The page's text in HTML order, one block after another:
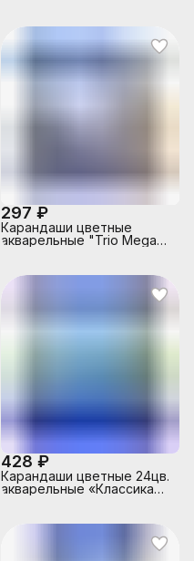
297 ₽
Карандаши цветные
акварельные "Trio Mega
шестигранные, с
428 ₽
Карандаши цветные 24цв.
акварельные «Классика